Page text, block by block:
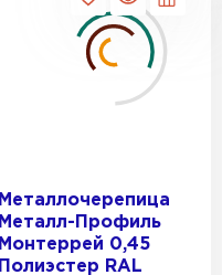
Металлочерепица
Металл-Профиль
Монтеррей 0,45
Полиэстер RAL